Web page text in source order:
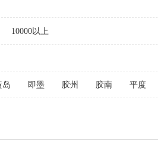
10000以上
岛 即墨 胶州 胶南 平度